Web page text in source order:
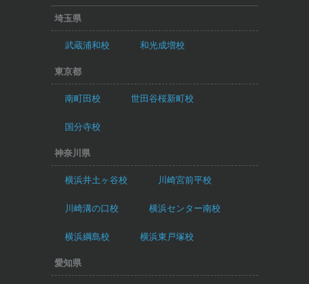
埼玉県
武蔵浦和校 和光成増校
東京都
南町田校 世田谷桜新町校
国分寺校
神奈川県
横浜井土ヶ谷校 川崎宮前平校
川崎溝の口校 横浜センター南校
横浜綱島校 横浜東戸塚校
愛知県